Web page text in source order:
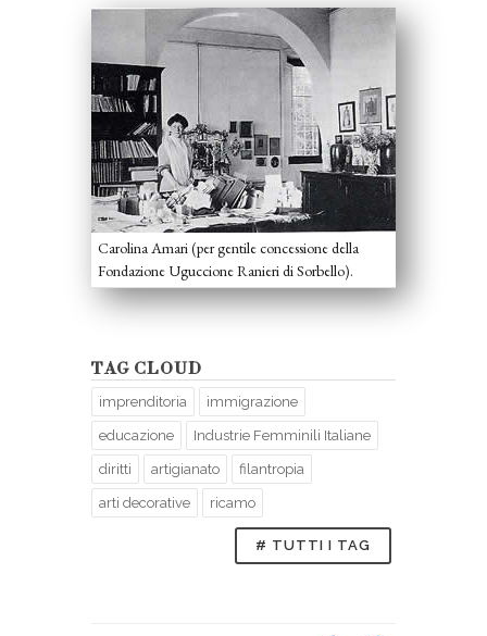
Carolina Amari (per gentile concessione della
Fondazione Uguccione Ranieri di Sorbello).
TAG CLOUD
imprenditoria immigrazione
educazione Industrie Femminili Italiane
diritti artigianato filantropia
arti decorative ricamo
# TUTTI I TAG